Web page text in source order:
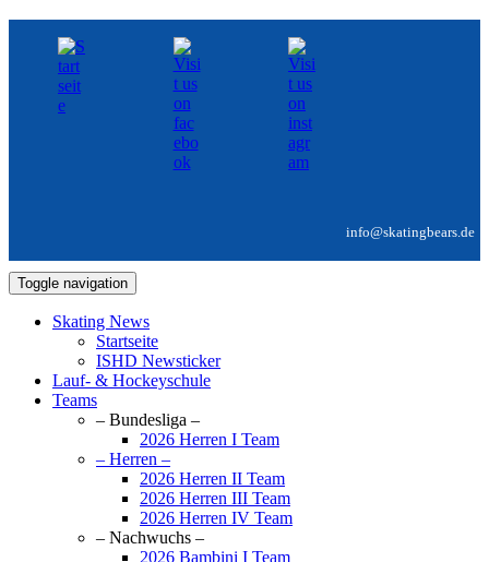
info@skatingbears.de
Toggle navigation
Skating News
Startseite
ISHD Newsticker
Lauf- & Hockeyschule
Teams
– Bundesliga –
2026 Herren I Team
– Herren –
2026 Herren II Team
2026 Herren III Team
2026 Herren IV Team
– Nachwuchs –
2026 Bambini I Team